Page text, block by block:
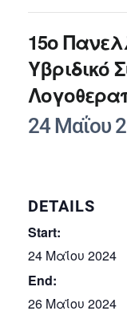
15ο
Υβριδικό
24 Μαΐου
DETAILS
Start:
24 Μαΐου 2024
End:
26 Μαΐου 2024